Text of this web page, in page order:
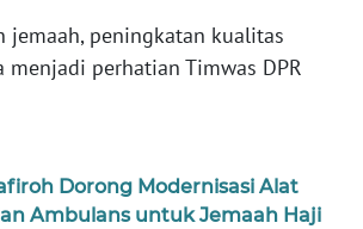
jemaah, peningkatan kualitas
menjadi perhatian Timwas DPR
Dorong Modernisasi Alat
Ambulans untuk Jemaah Haji